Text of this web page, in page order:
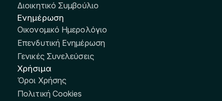
Διοικητικό Συμβούλιο
Ενημέρωση
Οικονομικό Ημερολόγιο
Επενδυτική Ενημέρωση
Γενικές Συνελεύσεις
Χρήσιμα
Όροι Χρήσης
Πολιτική Cookies